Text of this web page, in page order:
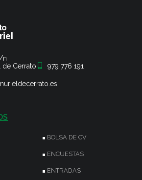
n
de Cerrato
979 776 191
BOLSA DE CV
ENCUESTAS
ENTRADAS